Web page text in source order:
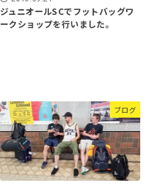
ジュニオールSCでフットバッグワ
ークショップを行いました。
ブログ